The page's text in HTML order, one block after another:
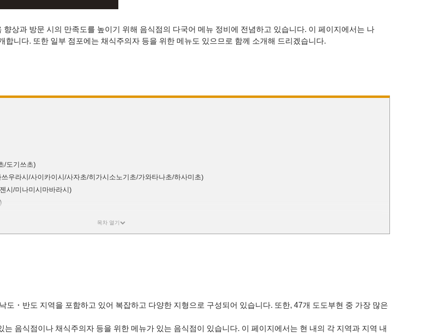
상과 방문 시의 만족도를 높이기 위해 음식점의 다국어 메뉴 정비에 전념하고 있습니다. 이 페이지에서는 나
합니다. 또한 일부 점포에는 채식주의자 등을 위한 메뉴도 있으므로 함께 소개해 드리겠습니다.
/도기쓰초)
우라시/사이카이시/사자초/히가시소노기초/가와타나초/하사미초)
시/미나미시마바라시)
도・반도 지역을 포함하고 있어 복잡하고 다양한 지형으로 구성되어 있습니다. 또한, 47개 도도부현 중 가장 많은
음식점이나 채식주의자 등을 위한 메뉴가 있는 음식점이 있습니다. 이 페이지에서는 현 내의 각 지역과 지역 내